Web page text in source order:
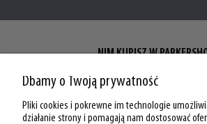
NIM KUPISZ W
ZAKUPY W PARKERSHOP
MOJE KONTO W
Dbamy o Twoją prywatność
Pliki cookies i pokrewne im technologie
działanie strony i pomagają nam dostosować